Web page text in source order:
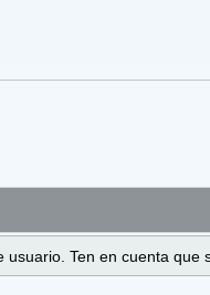
Ten en cuenta